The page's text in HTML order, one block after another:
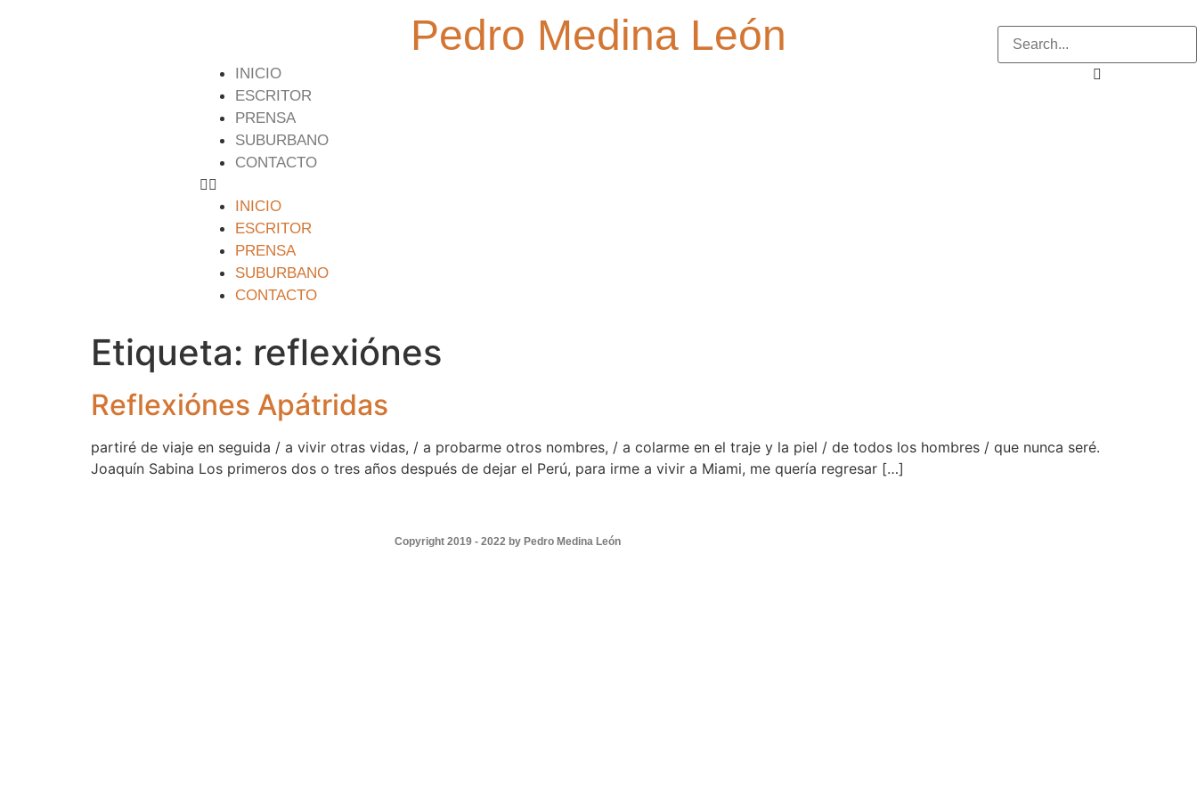
Pedro Medina León
INICIO
ESCRITOR
PRENSA
SUBURBANO
CONTACTO
INICIO
ESCRITOR
PRENSA
SUBURBANO
CONTACTO
Etiqueta: reflexiónes
Reflexiónes Apátridas
partiré de viaje en seguida / a vivir otras vidas, / a probarme otros nombres, / a colarme en el traje y la piel / de todos los hombres / que nunca seré.
Joaquín Sabina Los primeros dos o tres años después de dejar el Perú, para irme a vivir a Miami, me quería regresar […]
Copyright 2019 - 2022 by Pedro Medina León